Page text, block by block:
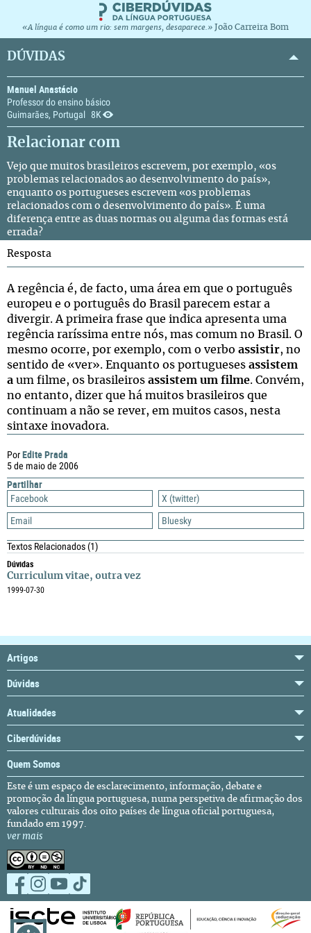
«A língua é como um rio: sem margens, desaparece.» João Carreira Bom
DÚVIDAS
Manuel Anastácio
Professor do ensino básico
Guimarães, Portugal
8K
Relacionar com
Vejo que muitos brasileiros escrevem, por exemplo, «os
problemas relacionados ao desenvolvimento do país»,
enquanto os portugueses escrevem «os problemas
relacionados com o desenvolvimento do país». É uma
diferença entre as duas normas ou alguma das formas está
errada?
PorEdite Prada
5 de maio de 2006
Partilhar
Facebook
X (twitter)
Email
Bluesky
Textos Relacionados(1)
Dúvidas
Curriculum vitae, outra vez
1999-07-30
Resposta
A regência é, de facto, uma área em que o português
europeu e o português do Brasil parecem estar a
divergir. A primeira frase que indica apresenta uma
regência raríssima entre nós, mas comum no Brasil. O
mesmo ocorre, por exemplo, com o verbo assistir, no
sentido de «ver». Enquanto os portugueses assistem
a um filme, os brasileiros assistem um filme. Convém,
no entanto, dizer que há muitos brasileiros que
continuam a não se rever, em muitos casos, nesta
sintaxe inovadora.
Artigos
Dúvidas
Atualidades
Ciberdúvidas
Quem Somos
Este é um espaço de esclarecimento, informação, debate e
promoção da língua portuguesa, numa perspetiva de afirmação dos
valores culturais dos oito países de língua oficial portuguesa,
fundado em 1997.
ver mais